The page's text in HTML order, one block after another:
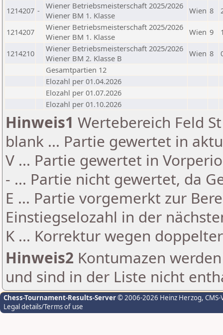
1214207 -
Wiener Betriebsmeisterschaft 2025/2026
Wiener BM 1. Klasse
Wien 8
1214207
Wiener Betriebsmeisterschaft 2025/2026
Wiener BM 1. Klasse
Wien 9
1214210
Wiener Betriebsmeisterschaft 2025/2026
Wiener BM 2. Klasse B
Wien 8
Gesamtpartien 12
Elozahl per 01.04.2026
Elozahl per 01.07.2026
Elozahl per 01.10.2026
Hinweis1 Wertebereich Feld
blank ... Partie gewertet in
V ... Partie gewertet in
- ... Partie nicht gewertet, da
E ... Partie vorgemerkt zur
Einstiegselozahl in der
K ... Korrektur wegen
Hinweis2 Kontumazen
und sind in der Liste nicht
Chess-Tournament-Results-Server© 2006-2026 Heinz Herzog,
Legal details/Terms of use